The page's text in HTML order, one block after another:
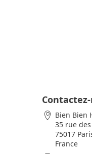
Bien Bien
35 rue
75017
France